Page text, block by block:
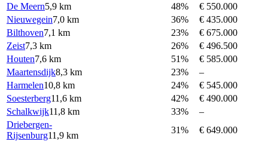
De Meern5,9 km 48%
€ 550.000
Nieuwegein7,0 km 36%
€ 435.000
Bilthoven7,1 km 23%
€ 675.000
Zeist7,3 km 26%
€ 496.500
Houten7,6 km 51%
€ 585.000
Maartensdijk8,3 km 23%
–
Harmelen10,8 km 24%
€ 545.000
Soesterberg11,6 km 42%
€ 490.000
Schalkwijk11,8 km 33%
–
Driebergen-
Rijsenburg11,9 km
31%
€ 649.000